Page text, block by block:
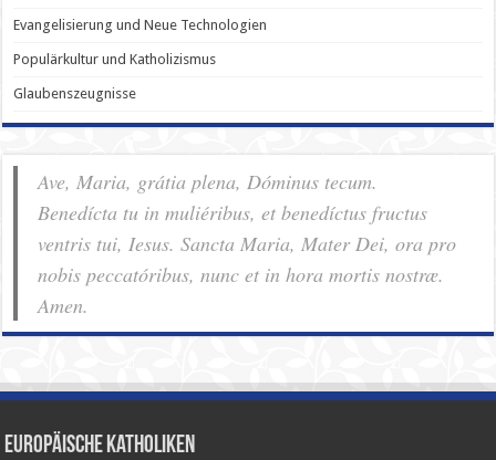
Evangelisierung und Neue Technologien
Populärkultur und Katholizismus
Glaubenszeugnisse
Ave, Maria, grátia plena, Dóminus tecum.
Benedícta tu in muliéribus, et benedíctus fructus
ventris tui, Iesus. Sancta Maria, Mater Dei, ora pro
nobis pec­ca­tóribus, nunc et in hora mortis nostræ.
Amen.
Europäische Katholiken